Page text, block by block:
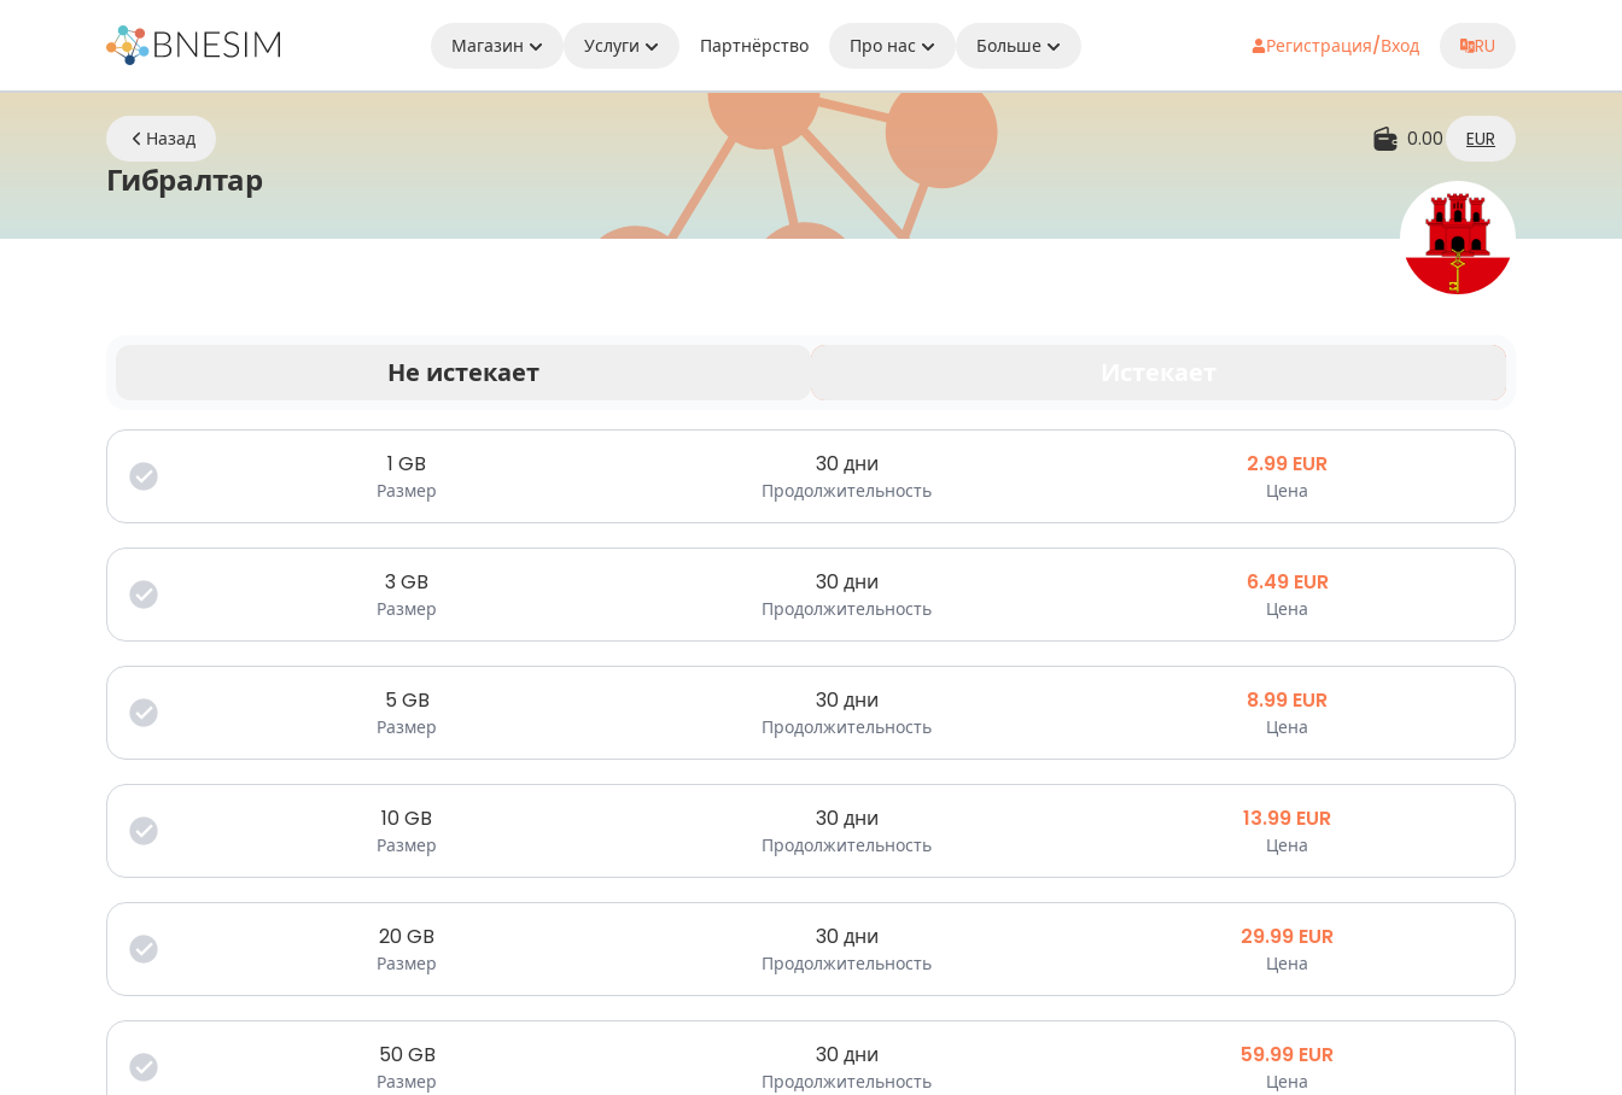
Магазин Услуги Партнёрство Про нас Больше Регистрация/Вход RU
Назад 0.00 EUR
ГибралтарeSIM | Оставайтесь на связи где бы вы ни находились
Не истекает
Ваши данные действительны в течение ограниченного времени.
1 GB
Размер
30 дни
Продолжительность
2.99 EUR
Цена
3GB
Размер
30 дни
Продолжительность
6.49 EUR
Цена
5 GB
Размер
30 дни
Продолжительность
8.99 EUR
Цена
10GB
Размер
30 дни
Продолжительность
13.99 EUR
Цена
20GB
Размер
30 дни
Продолжительность
29.99 EUR
Цена
50GB
Размер
30 дни
Продолжительность
59.99 EUR
Цена